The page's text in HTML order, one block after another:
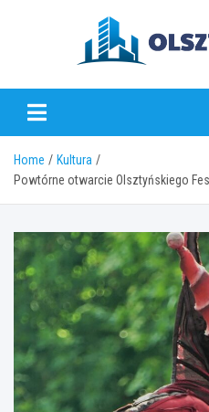
Home
Kultura
Powtórne otwarcie Olsztyńskiego